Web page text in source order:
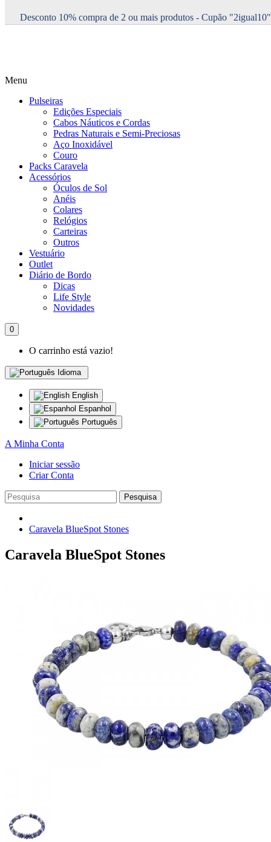
Desconto 10% compra de 2 ou mais produtos - Cupão "2igual10"
Menu
Pulseiras
Edições Especiais
Cabos Náuticos e Cordas
Pedras Naturais e Semi-Preciosas
Aço Inoxidável
Couro
Packs Caravela
Acessórios
Óculos de Sol
Anéis
Colares
Relógios
Carteiras
Outros
Vestuário
Outlet
Diário de Bordo
Dicas
Life Style
Novidades
0
O carrinho está vazio!
Idioma
English
Espanhol
Português
A Minha Conta
Iniciar sessão
Criar Conta
Pesquisa
Caravela BlueSpot Stones
Caravela BlueSpot Stones